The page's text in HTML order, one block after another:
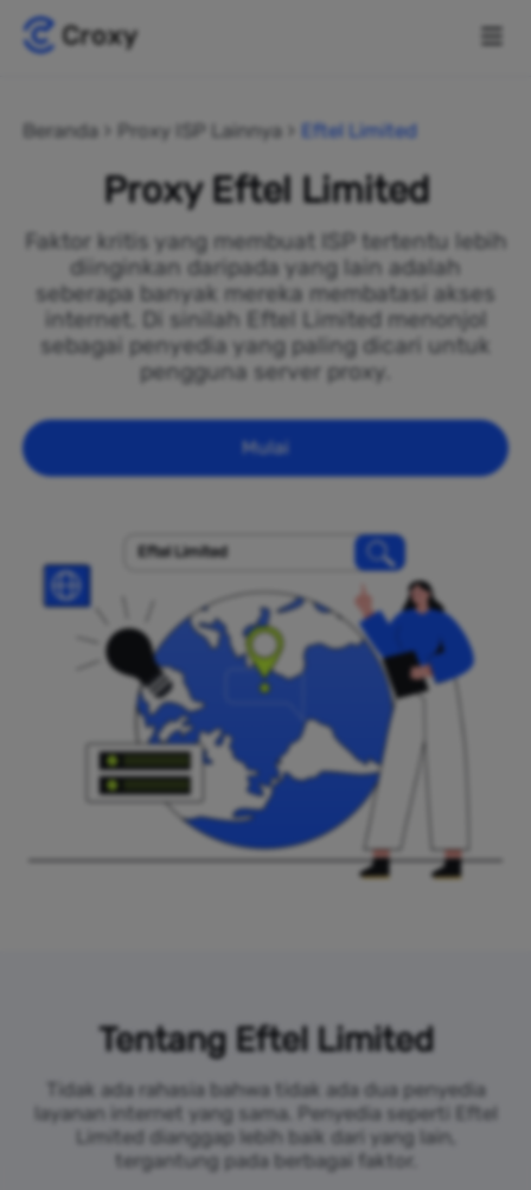
Beranda Proxy ISP Lainnya Eftel Limited
Proxy Eftel Limited
Faktor kritis yang membuat ISP tertentu lebih
diinginkan daripada yang lain adalah
seberapa banyak mereka membatasi akses
internet. Di sinilah Eftel Limited menonjol
sebagai penyedia yang paling dicari untuk
pengguna server proxy.
Mulai
Eftel Limited
Tentang Eftel Limited
Tidak ada rahasia bahwa tidak ada dua penyedia
layanan internet yang sama. Penyedia seperti Eftel
Limited dianggap lebih baik dari yang lain,
tergantung pada berbagai faktor.